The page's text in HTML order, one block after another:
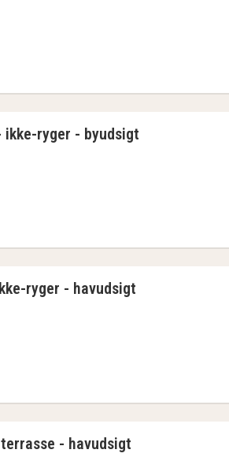
ryger - byudsigt
ryger - havudsigt
- havudsigt